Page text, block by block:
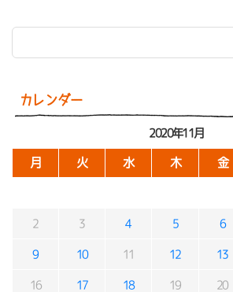
カレンダー
2020年11月
月 火 水 木 金
2 3 4 5 6
9 10 11 12 13
16 17 18 19 20